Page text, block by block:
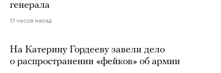
генерала
17 часов назад
На Катерину Гордееву завели дело
о распространении «фейков» об армии